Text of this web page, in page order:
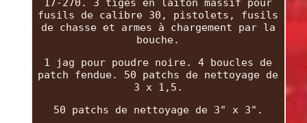
17-270. 3 tiges en laiton massif pour
fusils de calibre 30, pistolets, fusils
de chasse et armes à chargement par la
bouche.
1 jag pour poudre noire. 4 boucles de
patch fendue. 50 patchs de nettoyage de
3 x 1,5.
50 patchs de nettoyage de 3" x 3".